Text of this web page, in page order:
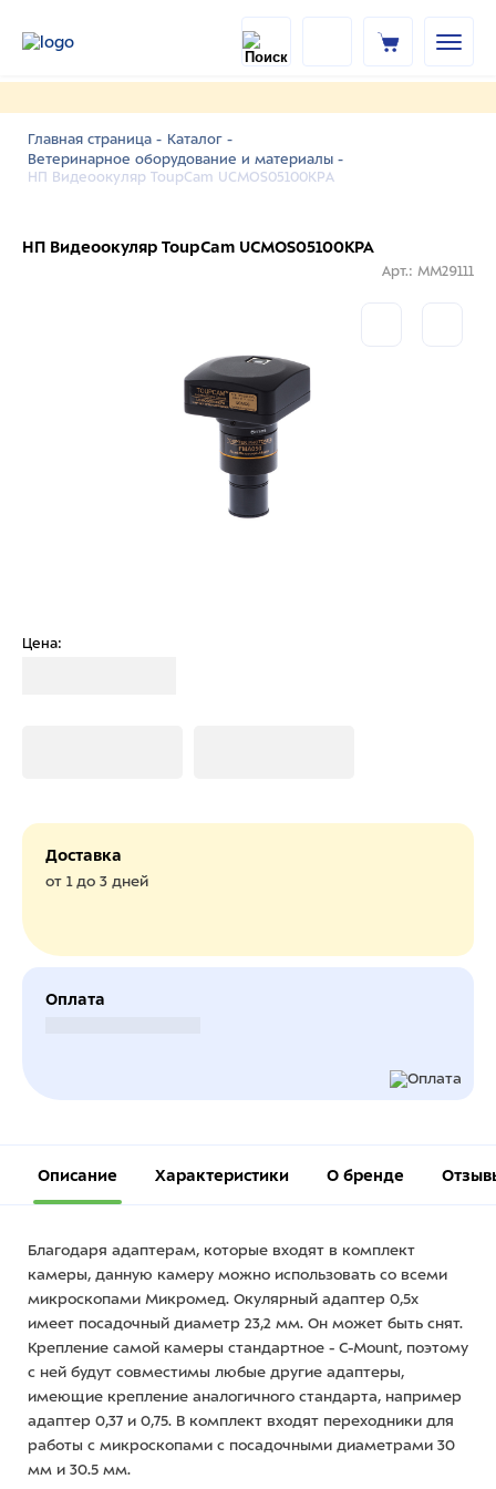
Главная страница - Каталог -
Ветеринарное оборудование и материалы -
НП Видеоокуляр ToupCam UCMOS05100KPA
НП Видеоокуляр ToupCam UCMOS05100KPA
Арт.: MM29111
Цена:
Доставка
от 1 до 3 дней
Оплата
Описание Характеристики О бренде
Благодаря адаптерам, которые входят в комплект
камеры, данную камеру можно использовать со всеми
микроскопами Микромед. Окулярный адаптер 0,5х
имеет посадочный диаметр 23,2 мм. Он может быть снят.
Крепление самой камеры стандартное - C-Mount, поэтому
с ней будут совместимы любые другие адаптеры,
имеющие крепление аналогичного стандарта, например
адаптер 0,37 и 0,75. В комплект входят переходники для
работы с микроскопами с посадочными диаметрами 30
мм и 30.5 мм.